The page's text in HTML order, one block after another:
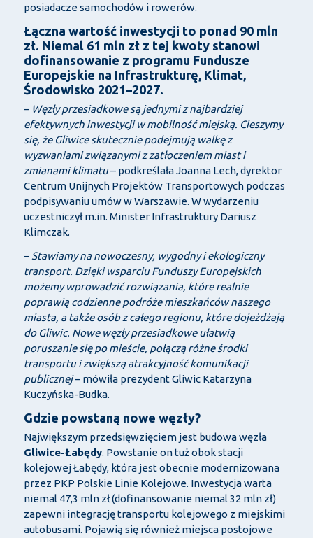
posiadacze samochodów i rowerów.
Łączna wartość inwestycji to ponad 90 mln
zł. Niemal 61 mln zł z tej kwoty stanowi
dofinansowanie z programu Fundusze
Europejskie na Infrastrukturę, Klimat,
Środowisko 2021–2027.
– Węzły przesiadkowe są jednymi z najbardziej
efektywnych inwestycji w mobilność miejską. Cieszymy
się, że Gliwice skutecznie podejmują walkę z
wyzwaniami związanymi z zatłoczeniem miast i
zmianami klimatu– podkreślała Joanna Lech, dyrektor
Centrum Unijnych Projektów Transportowych podczas
podpisywaniu umów w Warszawie. W wydarzeniu
uczestniczył m.in. Minister Infrastruktury Dariusz
Klimczak.
– Stawiamy na nowoczesny, wygodny i ekologiczny
transport. Dzięki wsparciu Funduszy Europejskich
możemy wprowadzić rozwiązania, które realnie
poprawią codzienne podróże mieszkańców naszego
miasta, a także osób z całego regionu, które dojeżdżają
do Gliwic. Nowe węzły przesiadkowe ułatwią
poruszanie się po mieście, połączą różne środki
transportu i zwiększą atrakcyjność komunikacji
publicznej– mówiła prezydent Gliwic Katarzyna
Kuczyńska-Budka.
Gdzie powstaną nowe węzły?
Największym przedsięwzięciem jest budowa węzła
Gliwice-Łabędy. Powstanie on tuż obok stacji
kolejowej Łabędy, która jest obecnie modernizowana
przez PKP Polskie Linie Kolejowe. Inwestycja warta
niemal 47,3 mln zł (dofinansowanie niemal 32 mln zł)
zapewni integrację transportu kolejowego z miejskimi
autobusami. Pojawią się również miejsca postojowe